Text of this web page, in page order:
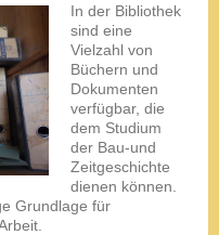
In der Bibliothek
sind eine
Vielzahl von
Büchern und
Dokumenten
verfügbar, die
dem Studium
der Bau-und
Zeitgeschichte
dienen können.
Grundlage für